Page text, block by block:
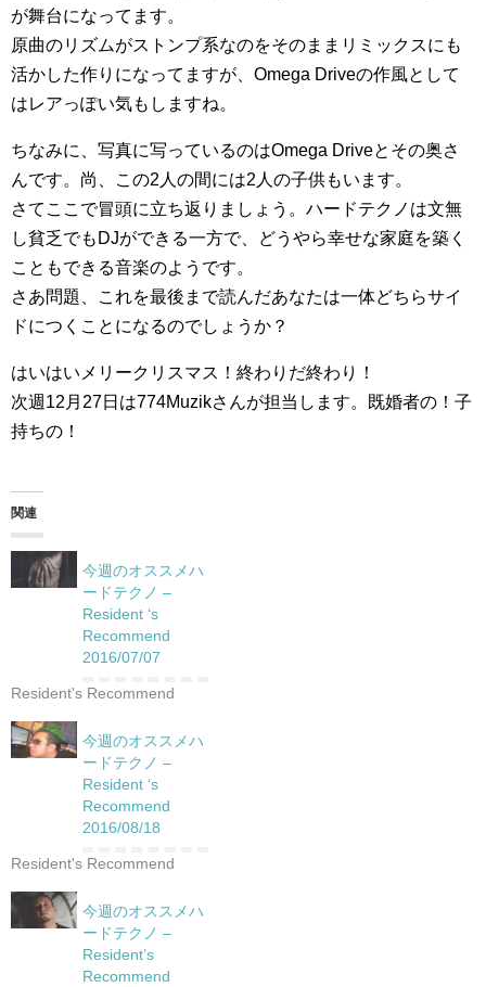
が舞台になってます。
原曲のリズムがストンプ系なのをそのままリミックスにも
活かした作りになってますが、Omega Driveの作風として
はレアっぽい気もしますね。
ちなみに、写真に写っているのはOmega Driveとその奥さ
んです。尚、この2人の間には2人の子供もいます。
さてここで冒頭に立ち返りましょう。ハードテクノは文無
し貧乏でもDJができる一方で、どうやら幸せな家庭を築く
こともできる音楽のようです。
さあ問題、これを最後まで読んだあなたは一体どちらサイ
ドにつくことになるのでしょうか？
はいはいメリークリスマス！終わりだ終わり！
次週12月27日は774Muzikさんが担当します。既婚者の！子
持ちの！
関連
今週のオススメハ
ードテクノ –
Resident ‘s
Recommend
2016/07/07
Resident's Recommend
今週のオススメハ
ードテクノ –
Resident ‘s
Recommend
2016/08/18
Resident's Recommend
今週のオススメハ
ードテクノ –
Resident’s
Recommend